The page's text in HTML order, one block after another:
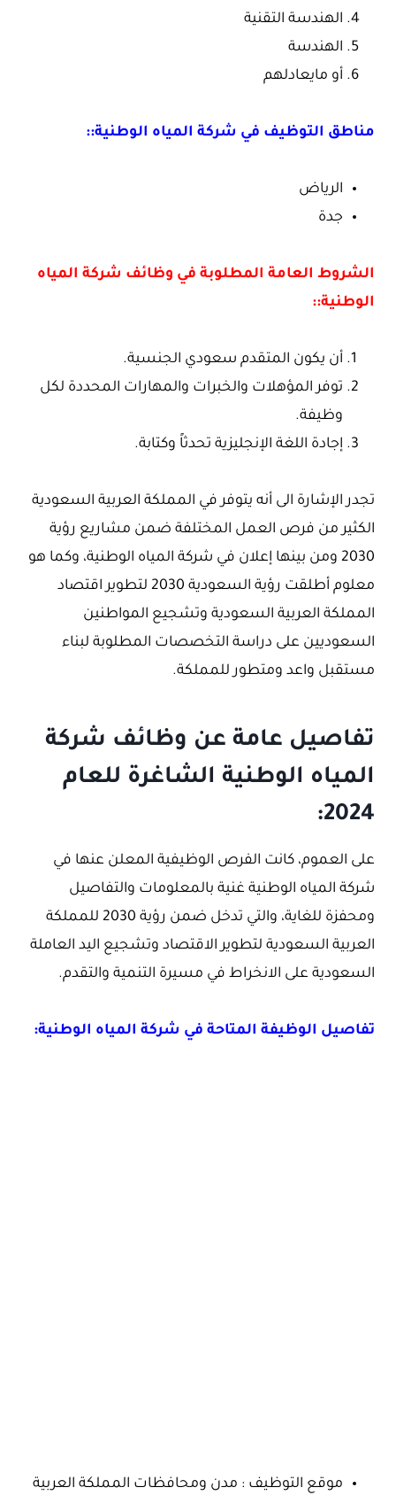
الهندسة التقنية
الهندسة
أو مايعادلهم
مناطق التوظيف في شركة المياه الوطنية::
الرياض
جدة
الشروط العامة المطلوبة في وظائف شركة المياه
الوطنية::
أن يكون المتقدم سعودي الجنسية.
توفر المؤهلات والخبرات والمهارات المحددة لكل
وظيفة.
إجادة اللغة الإنجليزية تحدثاً وكتابة.
تجدر الإشارة الى أنه يتوفر في المملكة العربية السعودية
الكثير من فرص العمل المختلفة ضمن مشاريع رؤية
2030 ومن بينها إعلان في شركة المياه الوطنية، وكما هو
معلوم أطلقت رؤية السعودية 2030 لتطوير اقتصاد
المملكة العربية السعودية وتشجيع المواطنين
السعوديين على دراسة التخصصات المطلوبة لبناء
مستقبل واعد ومتطور للمملكة.
تفاصيل عامة عن وظائف شركة
المياه الوطنية الشاغرة للعام
2024:
على العموم، كانت الفرص الوظيفية المعلن عنها في
شركة المياه الوطنية غنية بالمعلومات والتفاصيل
ومحفزة للغاية، والتي تدخل ضمن رؤية 2030 للمملكة
العربية السعودية لتطوير الاقتصاد وتشجيع اليد العاملة
السعودية على الانخراط في مسيرة التنمية والتقدم.
تفاصيل الوظيفة المتاحة في شركة المياه الوطنية:
موقع التوظيف : مدن ومحافظات المملكة العربية